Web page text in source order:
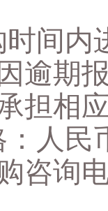
间内
逾期
担相
人民
咨询